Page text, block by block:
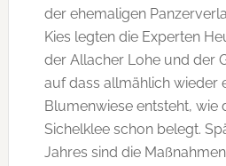
der ehemaligen
Kies legten die Experten
der Allacher Lohe und der
auf dass allmählich wieder
Blumenwiese entsteht, wie
Sichelklee schon belegt.
Jahres sind die